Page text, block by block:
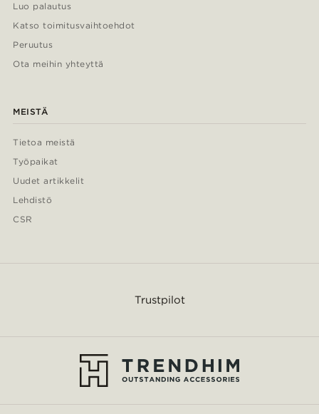
Luo palautus
Katso toimitusvaihtoehdot
Peruutus
Ota meihin yhteyttä
MEISTÄ
Tietoa meistä
Työpaikat
Uudet artikkelit
Lehdistö
CSR
Trustpilot